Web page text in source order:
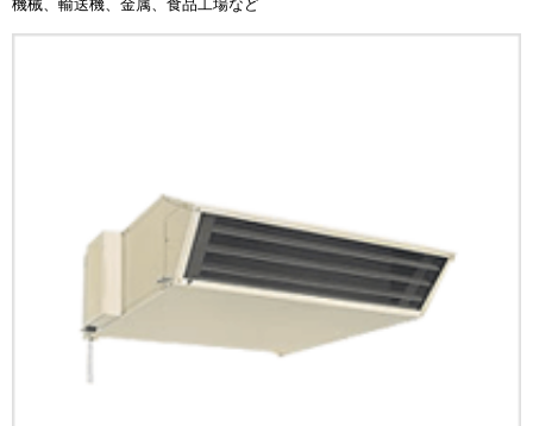
機械、輸送機、金属、食品工場など